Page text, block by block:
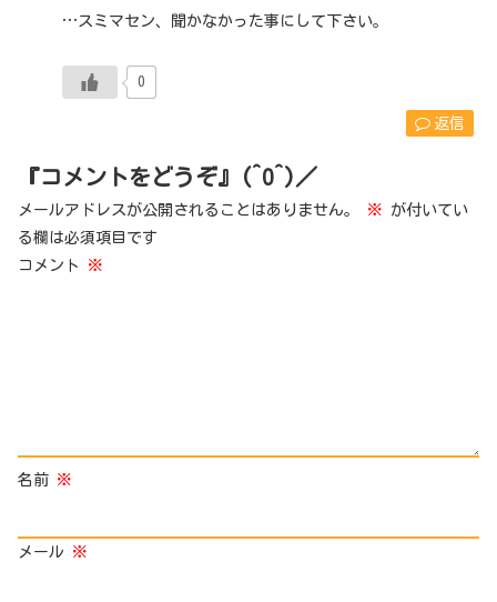
…スミマセン、聞かなかった事にして下さい。
0
返信
『コメントをどうぞ』(^O^)／
メールアドレスが公開されることはありません。 ※ が付いてい
る欄は必須項目です
コメント ※
名前 ※
メール ※